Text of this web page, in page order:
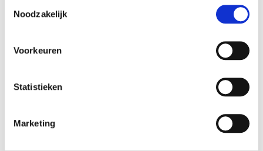
Noodzakelijk
Voorkeuren
Statistieken
Marketing
Verlengsnoer 3-voudig
stopcontact rood
Stekkerblok 6-voudig primo